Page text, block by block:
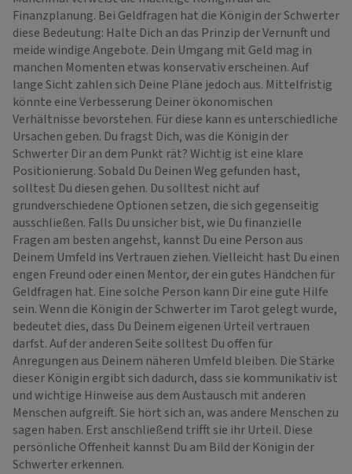
Finanzplanung. Bei Geldfragen hat die Königin der Schwerter
diese Bedeutung: Halte Dich an das Prinzip der Vernunft und
meide windige Angebote. Dein Umgang mit Geld mag in
manchen Momenten etwas konservativ erscheinen. Auf
lange Sicht zahlen sich Deine Pläne jedoch aus. Mittelfristig
könnte eine Verbesserung Deiner ökonomischen
Verhältnisse bevorstehen. Für diese kann es unterschiedliche
Ursachen geben. Du fragst Dich, was die Königin der
Schwerter Dir an dem Punkt rät? Wichtig ist eine klare
Positionierung. Sobald Du Deinen Weg gefunden hast,
solltest Du diesen gehen. Du solltest nicht auf
grundverschiedene Optionen setzen, die sich gegenseitig
ausschließen. Falls Du unsicher bist, wie Du finanzielle
Fragen am besten angehst, kannst Du eine Person aus
Deinem Umfeld ins Vertrauen ziehen. Vielleicht hast Du einen
engen Freund oder einen Mentor, der ein gutes Händchen für
Geldfragen hat. Eine solche Person kann Dir eine gute Hilfe
sein. Wenn die Königin der Schwerter im Tarot gelegt wurde,
bedeutet dies, dass Du Deinem eigenen Urteil vertrauen
darfst. Auf der anderen Seite solltest Du offen für
Anregungen aus Deinem näheren Umfeld bleiben. Die Stärke
dieser Königin ergibt sich dadurch, dass sie kommunikativ ist
und wichtige Hinweise aus dem Austausch mit anderen
Menschen aufgreift. Sie hört sich an, was andere Menschen zu
sagen haben. Erst anschließend trifft sie ihr Urteil. Diese
persönliche Offenheit kannst Du am Bild der Königin der
Schwerter erkennen.